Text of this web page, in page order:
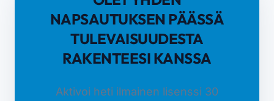
NAPSAUTUKSEN PÄÄSSÄ
TULEVAISUUDESTA
RAKENTEESI KANSSA
Aktivoi heti ilmainen lisenssi 30